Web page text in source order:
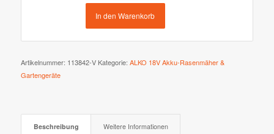
In den Warenkorb
Artikelnummer: 113842-V Kategorie: ALKO 18V Akku-Rasenmäher &
Gartengeräte
Beschreibung Weitere Informationen